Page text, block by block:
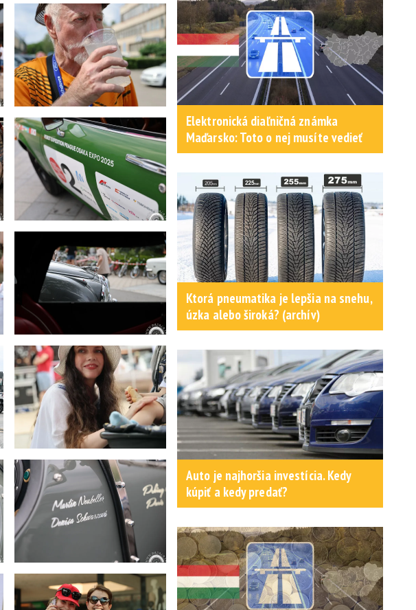
Elektronická diaľničná známka
Maďarsko: Toto o nej musíte vedieť
Ktorá pneumatika je lepšia na snehu,
úzka alebo široká? (archív)
Auto je najhoršia investícia. Kedy
kúpiť a kedy predať?